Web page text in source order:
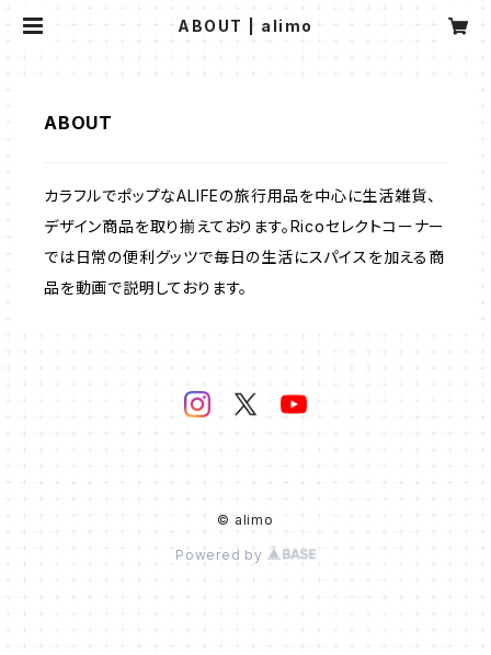
ABOUT | alimo
ABOUT
カラフルでポップなALIFEの旅行用品を中心に生活雑貨、
デザイン商品を取り揃えております。Ricoセレクトコーナー
では日常の便利グッツで毎日の生活にスパイスを加える商
品を動画で説明しております。
© alimo
Powered by